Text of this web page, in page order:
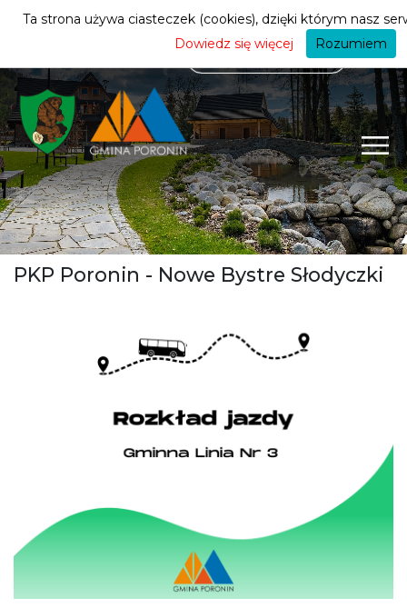
mieszkańca
PKP Poronin - Nowe Bystre Słodyczki
Ta strona używa ciasteczek (cookies), dzięki którym nasz
Dowiedz się więcej
Rozumiem